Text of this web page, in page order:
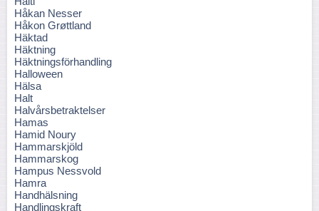
Håkan Nesser
Håkon Grøttland
Häktad
Häktning
Häktningsförhandling
Halloween
Hälsa
Halt
Halvårsbetraktelser
Hamas
Hamid Noury
Hammarskjöld
Hammarskog
Hampus Nessvold
Hamra
Handhälsning
Handlingskraft